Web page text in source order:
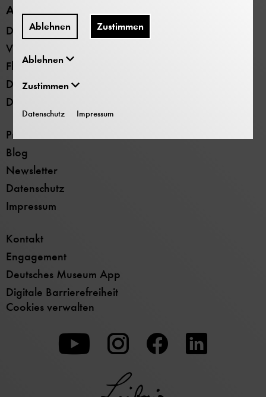
Alle Standorte
Deutsches Museum - Museumsinsel
Verkehrszentrum
Flugwerft Schleißheim
Deutsches Museum Nürnberg
Deutsches Museum Bonn
Presse
Blog
Newsletter
Datenschutz
Impressum
Kontakt
Engagement
Deutsches Museum App
Digitale Barrierefreiheit
Cookies verwalten
Zu
unserer
Youtube-
Seite
Zu
unserer
Instagram-
Seite
Zu
unserer
Ablehnen Zustimmen
Ablehnen
Zustimmen
Datenschutz Impressum